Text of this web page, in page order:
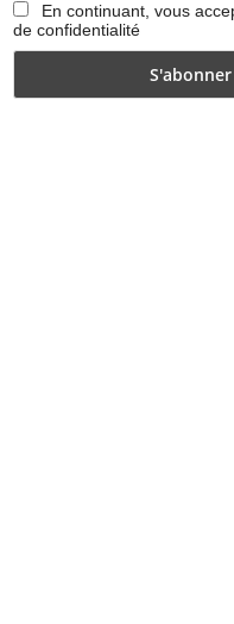
En continuant, vous
de confidentialité